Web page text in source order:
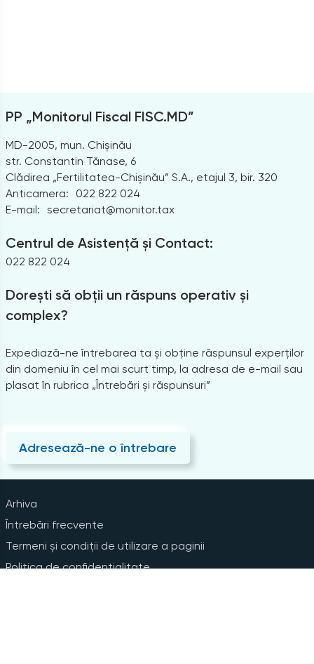
PP „Monitorul Fiscal FISC.MD”
MD-2005, mun. Chișinău
str. Constantin Tănase, 6
Clădirea „Fertilitatea-Chișinău” S.A., etajul 3, bir. 320
Anticamera:
022 822 024
E-mail: secretariat@monitor.tax
Centrul de Asistență și Contact:
022 822 024
Dorești să obții un răspuns operativ și
complex?
Expediază-ne întrebarea ta și obține răspunsul experților
din domeniu în cel mai scurt timp, la adresa de e-mail sau
plasat în rubrica „Întrebări și răspunsuri”
Adresează-ne o întrebare
Arhiva
Întrebări frecvente
Termeni și condiții de utilizare a paginii
Politica de confidențialitate